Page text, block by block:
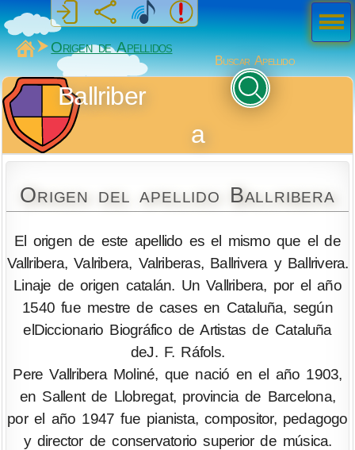
MiSabueso
Origen de Apellidos
Buscar Apellido
Ballriber
a
Origen del apellido Ballribera
El origen de este apellido es el mismo que el de
Vallribera, Valribera, Valriberas, Ballrivera y Ballrivera.
Linaje de origen catalán. Un Vallribera, por el año
1540 fue mestre de cases en Cataluña, según
elDiccionario Biográfico de Artistas de Cataluña
deJ. F. Ráfols.
Pere Vallribera Moliné, que nació en el año 1903,
en Sallent de Llobregat, provincia de Barcelona,
por el año 1947 fue pianista, compositor, pedagogo
y director de conservatorio superior de música.
Men
ú